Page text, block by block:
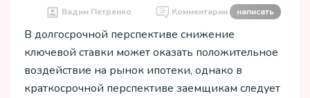
Вадим Петренко Комментарии написать
В долгосрочной перспективе снижение
ключевой ставки может оказать положительное
воздействие на рынок ипотеки, однако в
краткосрочной перспективе заемщикам следует